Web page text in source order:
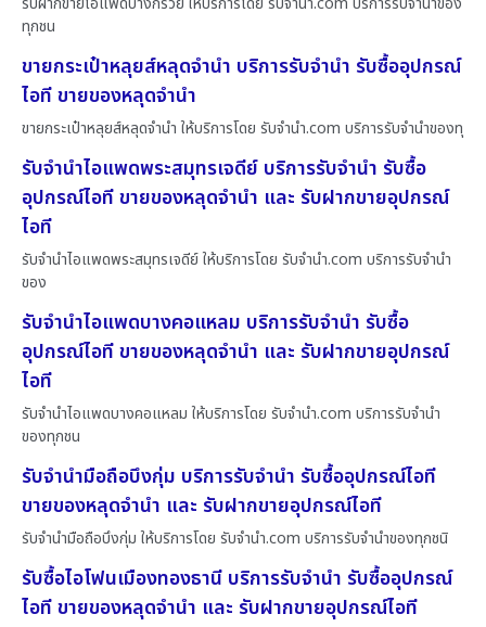
ทุกชน
ขายกระเป๋าหลุยส์หลุดจำนำ บริการรับจำนำ รับซื้ออุปกรณ์
ไอที ขายของหลุดจำนำ
ขายกระเป๋าหลุยส์หลุดจำนำ ให้บริการโดย รับจํานํา.com บริการรับจำนำของทุ
รับจำนำไอแพดพระสมุทรเจดีย์ บริการรับจำนำ รับซื้อ
อุปกรณ์ไอที ขายของหลุดจำนำ และ รับฝากขายอุปกรณ์
ไอที
รับจำนำไอแพดพระสมุทรเจดีย์ ให้บริการโดย รับจํานํา.com บริการรับจำนำ
ของ
รับจำนำไอแพดบางคอแหลม บริการรับจำนำ รับซื้อ
อุปกรณ์ไอที ขายของหลุดจำนำ และ รับฝากขายอุปกรณ์
ไอที
รับจำนำไอแพดบางคอแหลม ให้บริการโดย รับจํานํา.com บริการรับจำนำ
ของทุกชน
รับจำนำมือถือบึงกุ่ม บริการรับจำนำ รับซื้ออุปกรณ์ไอที
ขายของหลุดจำนำ และ รับฝากขายอุปกรณ์ไอที
รับจำนำมือถือบึงกุ่ม ให้บริการโดย รับจํานํา.com บริการรับจำนำของทุกชนิ
รับซื้อไอโฟนเมืองทองธานี บริการรับจำนำ รับซื้ออุปกรณ์
ไอที ขายของหลุดจำนำ และ รับฝากขายอุปกรณ์ไอที